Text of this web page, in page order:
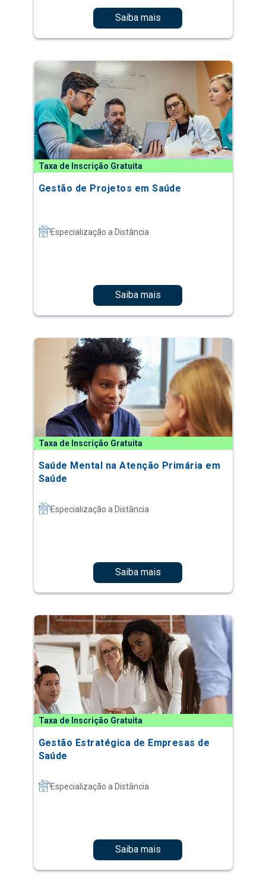
Saiba mais
Taxa de Inscrição Gratuita
Gestão de Projetos em Saúde
Especialização a Distância
Saiba mais
Taxa de Inscrição Gratuita
Saúde Mental na Atenção Primária em
Saúde
Especialização a Distância
Saiba mais
Taxa de Inscrição Gratuita
Gestão Estratégica de Empresas de
Saúde
Especialização a Distância
Saiba mais